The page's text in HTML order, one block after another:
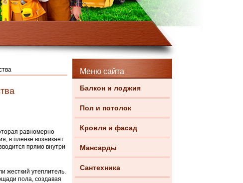
Меню сайта
Балкон и лоджия
Пол и потолок
Кровля и фасад
Мансарды
Сантехника
равномерно
в пленке возникает
прямо внутри
жесткий утеплитель.
пола, создавая